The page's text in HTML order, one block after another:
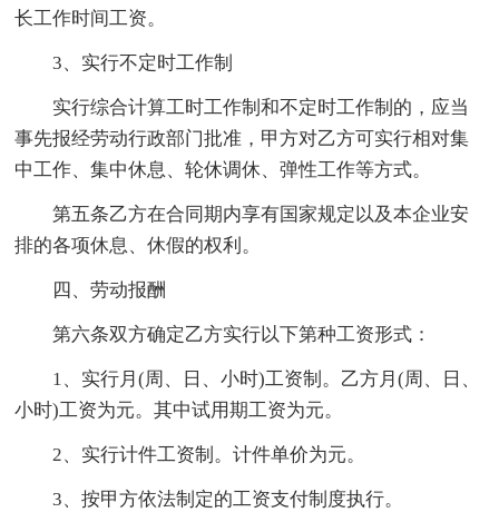
长工作时间工资。
3、实行不定时工作制
实行综合计算工时工作制和不定时工作制的，应当
事先报经劳动行政部门批准，甲方对乙方可实行相对集
中工作、集中休息、轮休调休、弹性工作等方式。
第五条乙方在合同期内享有国家规定以及本企业安
排的各项休息、休假的权利。
四、劳动报酬
第六条双方确定乙方实行以下第种工资形式：
1、实行月(周、日、小时)工资制。乙方月(周、日、
小时)工资为元。其中试用期工资为元。
2、实行计件工资制。计件单价为元。
3、按甲方依法制定的工资支付制度执行。